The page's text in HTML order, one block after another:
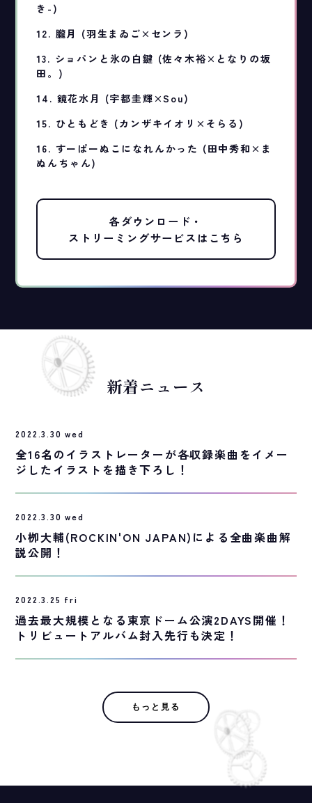
き-)
12. 朧月 (羽生まゐご×センラ)
13. ショパンと氷の白鍵 (佐々木裕×となりの坂
田。)
14. 鏡花水月 (宇都圭輝×Sou)
15. ひともどき (カンザキイオリ×そらる)
16. すーぱーぬこになれんかった (田中秀和×ま
ぬんちゃん)
各ダウンロード・
ストリーミングサービスはこちら
新着ニュース
2022.3.30 wed
全16名のイラストレーターが各収録楽曲をイメー
ジしたイラストを描き下ろし！
2022.3.30 wed
小栁大輔(ROCKIN'ON JAPAN)による全曲楽曲解
説公開！
2022.3.25 fri
過去最大規模となる東京ドーム公演2DAYS開催！
トリビュートアルバム封入先行も決定！
もっと見る